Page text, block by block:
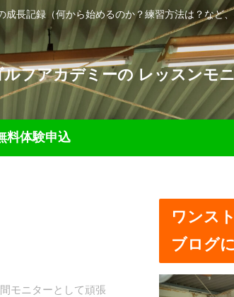
長記録（何から始めるのか？練習方法は？など
フアカデミーの レッスンモ
料体験申込
モニターとして頑張
ワンス
ブログ